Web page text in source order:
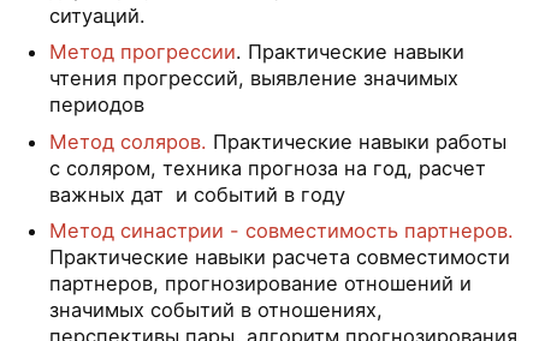
ситуаций.
Метод прогрессии. Практические навыки
чтения прогрессий, выявление значимых
периодов
Метод соляров. Практические навыки работы
с соляром, техника прогноза на год, расчет
важных дат и событий в году
Метод синастрии - совместимость партнеров.
Практические навыки расчета совместимости
партнеров, прогнозирование отношений и
значимых событий в отношениях,
перспективы пары, алгоритм прогнозирования